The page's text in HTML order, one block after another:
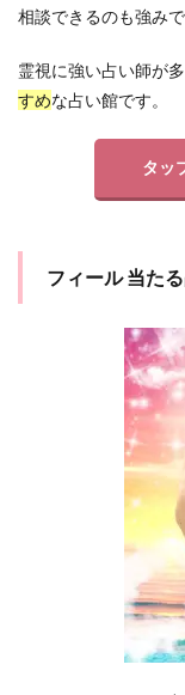
相談できるのも強みで
霊視に強い占い師が多
すめな占い館です。
タッ
フィール 当た